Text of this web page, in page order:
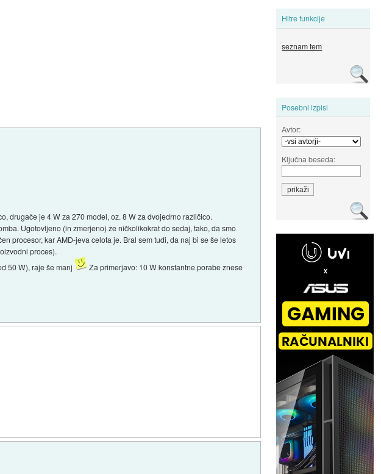
Hitre funkcije
seznam tem
Posebni izpisi
Avtor:
Ključna beseda:
drugače je 4 W za 270 model, oz. 8 W za dvojedrno različico.
Ugotovljeno (in zmerjeno) že ničkolikokrat do sedaj, tako, da smo
procesor, kar AMD-jeva celota je. Bral sem tudi, da naj bi se še letos
proces).
50 W), raje še manj
Za primerjavo: 10 W konstantne porabe znese